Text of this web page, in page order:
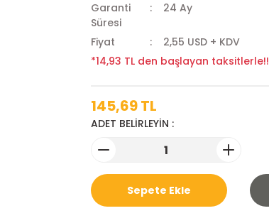
Garanti
Süresi
24 Ay
Fiyat
2,55 USD + KDV
*14,93 TL den başlayan taksitlerle!!
145,69 TL
ADET BELİRLEYİN :
Sepete Ekle